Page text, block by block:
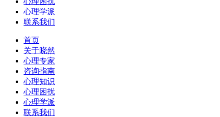
心理学派
联系我们
首页
关于晓然
心理专家
咨询指南
心理知识
心理困扰
心理学派
联系我们